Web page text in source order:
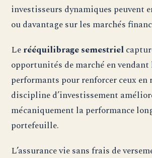
investisseurs dynamiques peuvent
ou davantage sur les marchés
Lerééquilibrage semestriel
opportunités de marché en
performants pour renforcer ceux en
discipline d’investissement
mécaniquement la performance
portefeuille.
L’assurance vie sans frais de